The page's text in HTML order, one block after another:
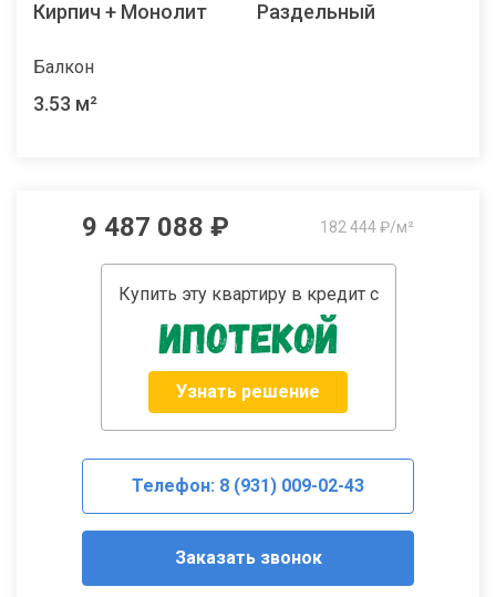
Кирпич + Монолит Раздельный
Балкон
3.53 м²
9 487 088 ₽ 182 444 ₽/м²
Купить эту квартиру в кредит с
Узнать решение
Телефон: 8 (931) 009-02-43
Заказать звонок